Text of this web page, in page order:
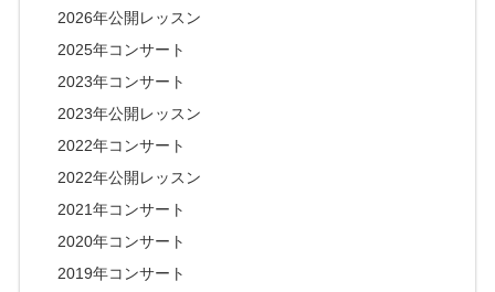
2026年公開レッスン
2025年コンサート
2023年コンサート
2023年公開レッスン
2022年コンサート
2022年公開レッスン
2021年コンサート
2020年コンサート
2019年コンサート